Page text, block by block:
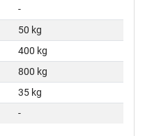
-
50 kg
400 kg
800 kg
35 kg
-